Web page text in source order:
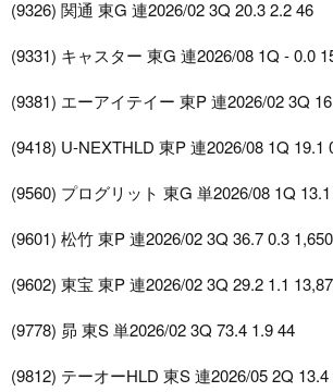
(9326) 関通 東G 連2026/02 3Q 20.3 2.2 46
(9331) キャスター 東G 連2026/08 1Q - 0.0
(9381) エーアイテイー 東P 連2026/02 3Q
(9418) U-NEXTHLD 東P 連2026/08 1Q 19.1
(9560) プログリット 東G 単2026/08 1Q
(9601) 松竹 東P 連2026/02 3Q 36.7 0.3 1,650
(9602) 東宝 東P 連2026/02 3Q 29.2 1.1
(9778) 昴 東S 単2026/02 3Q 73.4 1.9 44
(9812) テーオーHLD 東S 連2026/05 2Q 13.4